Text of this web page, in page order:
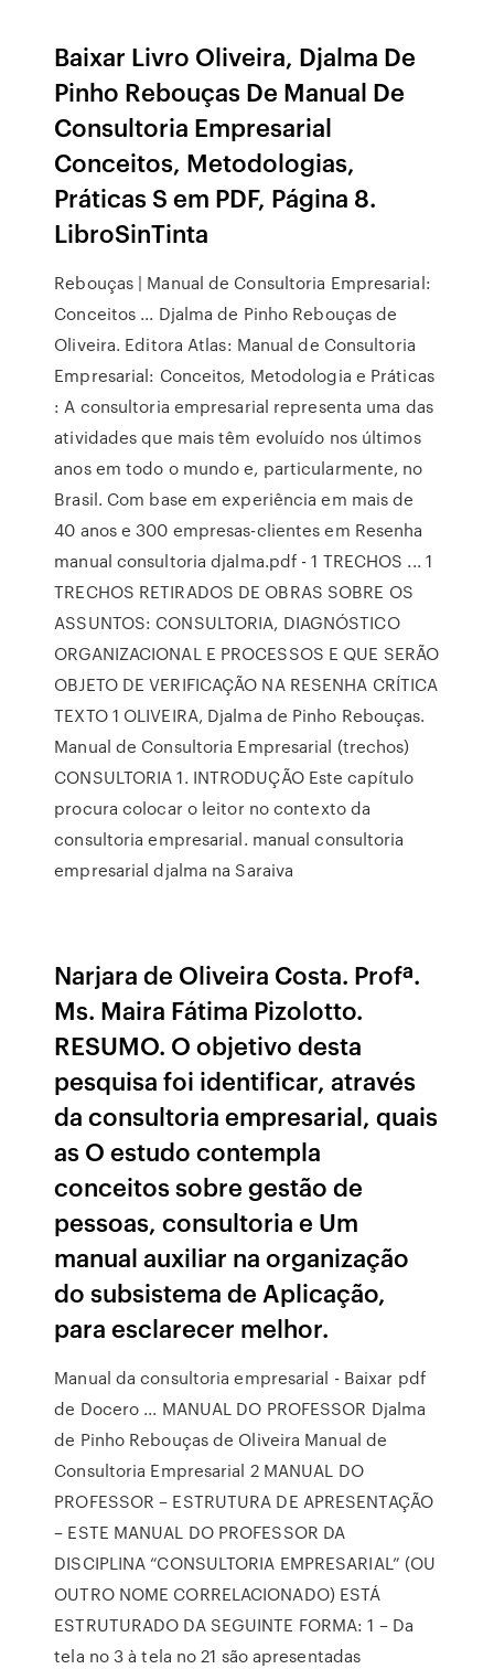
Baixar Livro Oliveira, Djalma De
Pinho Rebouças De Manual De
Consultoria Empresarial
Conceitos, Metodologias,
Práticas S em PDF, Página 8.
LibroSinTinta
Rebouças | Manual de Consultoria Empresarial:
Conceitos ... Djalma de Pinho Rebouças de
Oliveira. Editora Atlas: Manual de Consultoria
Empresarial: Conceitos, Metodologia e Práticas
: A consultoria empresarial representa uma das
atividades que mais têm evoluído nos últimos
anos em todo o mundo e, particularmente, no
Brasil. Com base em experiência em mais de
40 anos e 300 empresas-clientes em Resenha
manual consultoria djalma.pdf - 1 TRECHOS ... 1
TRECHOS RETIRADOS DE OBRAS SOBRE OS
ASSUNTOS: CONSULTORIA, DIAGNÓSTICO
ORGANIZACIONAL E PROCESSOS E QUE SERÃO
OBJETO DE VERIFICAÇÃO NA RESENHA CRÍTICA
TEXTO 1 OLIVEIRA, Djalma de Pinho Rebouças.
Manual de Consultoria Empresarial (trechos)
CONSULTORIA 1. INTRODUÇÃO Este capítulo
procura colocar o leitor no contexto da
consultoria empresarial. manual consultoria
empresarial djalma na Saraiva
Narjara de Oliveira Costa. Profª.
Ms. Maira Fátima Pizolotto.
RESUMO. O objetivo desta
pesquisa foi identificar, através
da consultoria empresarial, quais
as O estudo contempla
conceitos sobre gestão de
pessoas, consultoria e Um
manual auxiliar na organização
do subsistema de Aplicação,
para esclarecer melhor.
Manual da consultoria empresarial - Baixar pdf
de Docero ... MANUAL DO PROFESSOR Djalma
de Pinho Rebouças de Oliveira Manual de
Consultoria Empresarial 2 MANUAL DO
PROFESSOR – ESTRUTURA DE APRESENTAÇÃO
– ESTE MANUAL DO PROFESSOR DA
DISCIPLINA “CONSULTORIA EMPRESARIAL” (OU
OUTRO NOME CORRELACIONADO) ESTÁ
ESTRUTURADO DA SEGUINTE FORMA: 1 – Da
tela no 3 à tela no 21 são apresentadas